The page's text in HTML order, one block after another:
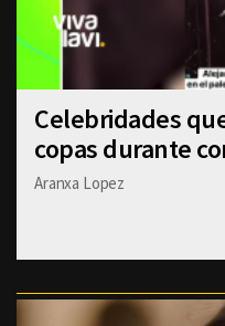
Celebridades
copas durante
Aranxa Lopez